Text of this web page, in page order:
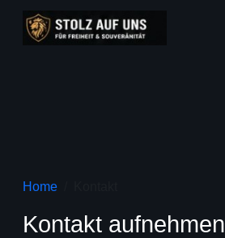
Home
Kontakt aufnehmen